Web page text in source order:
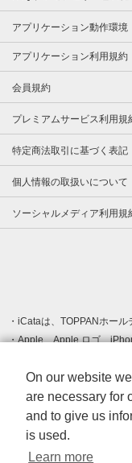
アプリケーション動作環境
アプリケーション利用規約
会員規約
プレミアムサービス利用規
特定商法取引に基づく表記
個人情報の取扱いについて
ソーシャルメディア利用規
iCataは、TOPPANホール
Apple、Apple ロゴ、
登録された Apple Inc. の
クです。
Android、Google Play
す。
Windows は Microsoft
標です。
Adobe、Adobe Reader
On our website
are necessary for
and to give us
is used.
Learn more